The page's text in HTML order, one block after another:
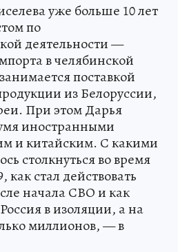
уже больше 10 лет
по
деятельности —
в челябинской
поставкой
из Белоруссии,
При этом Дарья
иностранными
и китайским. С какими
столкнуться во время
стал действовать
начала СВО и как
в изоляции, а на
миллионов, — в